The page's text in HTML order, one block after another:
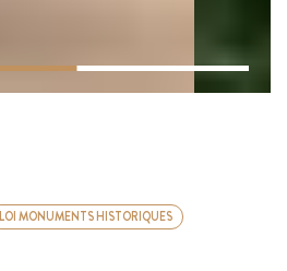
LOI MONUMENTS HISTORIQUES